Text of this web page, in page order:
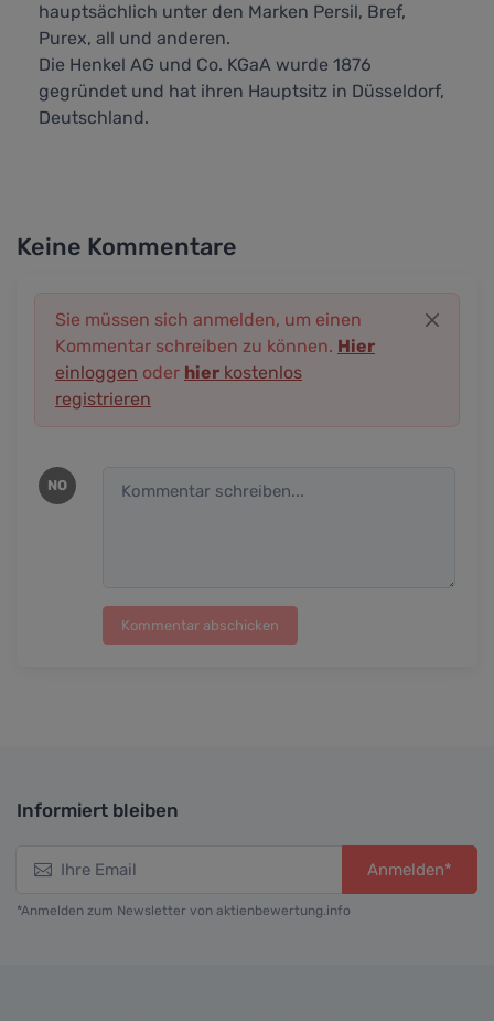
hauptsächlich unter den Marken Persil, Bref,
Purex, all und anderen.
Die Henkel AG und Co. KGaA wurde 1876
gegründet und hat ihren Hauptsitz in Düsseldorf,
Deutschland.
Keine Kommentare
Sie müssen sich anmelden, um einen
Kommentar schreiben zu können. Hier
einloggen oder hier kostenlos
registrieren
NO
Kommentar abschicken
Informiert bleiben
Anmelden*
*Anmelden zum Newsletter von aktienbewertung.info